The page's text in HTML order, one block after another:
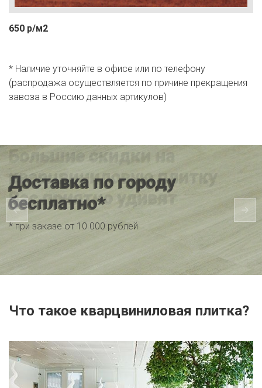
650 р/м2
* Наличие уточняйте в офисе или по телефону
(распродажа осуществляется по причине прекращения
завоза в Россию данных артикулов)
Большие скидки на
кварцвиниловую плитку
Вас приятно удивят
Доставка по городу
бесплатно*
* при заказе от 10 000 рублей
Что такое кварцвиниловая плитка?